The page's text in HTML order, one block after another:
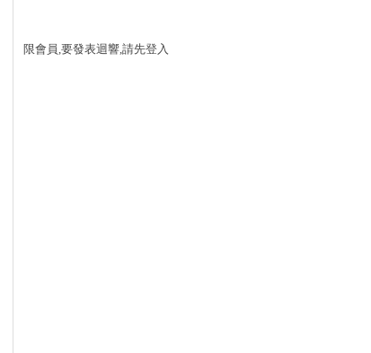
限會員,要發表迴響,請先登入